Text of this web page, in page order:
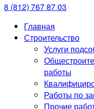
8 (812) 767 87 03
Главная
Строительство
Услуги
работы
Работы по
Прочие